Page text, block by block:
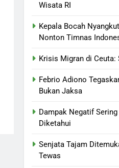
Wisata RI
Kepala Bocah
Nonton Timnas
Krisis Migran di
Febrio Adiono
Bukan Jaksa
Dampak Negatif
Diketahui
Senjata Tajam
Tewas